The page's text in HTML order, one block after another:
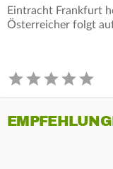
Eintracht Frankfurt
Österreicher folgt